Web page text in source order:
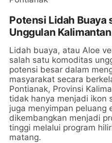
Potensi Lidah Buaya
Unggulan
Lidah buaya, atau Aloe
salah satu komoditas
potensi besar dalam
masyarakat secara
Pontianak, Provinsi
tidak hanya menjadi ikon
juga menyimpan peluang
dikembangkan menjadi
tinggi melalui program
matang.